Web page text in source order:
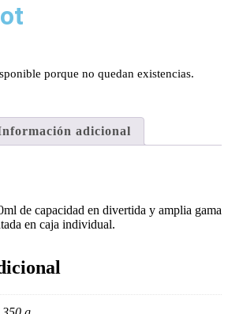
porque no quedan existencias.
adicional
de capacidad en divertida y amplia gama
en caja individual.